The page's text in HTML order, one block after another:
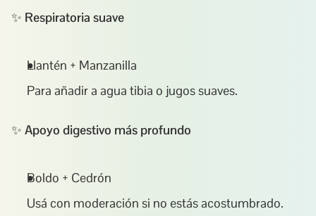
✨ Respiratoria suave
Llantén + Manzanilla
Para añadir a agua tibia o jugos suaves.
✨ Apoyo digestivo más profundo
Boldo + Cedrón
Usá con moderación si no estás acostumbrado.